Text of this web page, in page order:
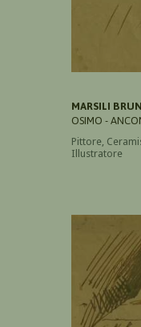
MARSILI
OSIMO -
Pittore,
Illustratore